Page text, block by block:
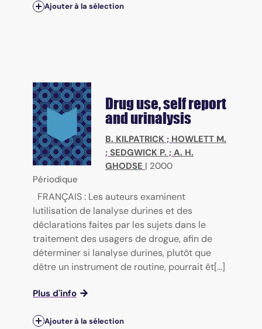
Ajouter à la sélection
Drug use, self report
and urinalysis
B. KILPATRICK ; HOWLETT M.
; SEDGWICK P. ; A. H.
GHODSE | 2000
Périodique
FRANÇAIS : Les auteurs examinent
lutilisation de lanalyse durines et des
déclarations faites par les sujets dans le
traitement des usagers de drogue, afin de
déterminer si lanalyse durines, plutôt que
dêtre un instrument de routine, pourrait êt[...]
Plus d'info
Ajouter à la sélection